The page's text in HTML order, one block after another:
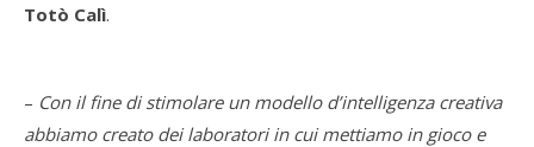
Totò Calì.
– Con il fine di stimolare un modello d’intelligenza creativa
abbiamo creato dei laboratori in cui mettiamo in gioco e